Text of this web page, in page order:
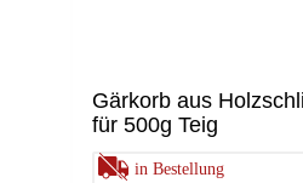
Gärkorb aus
für 500g Teig
in Bestellung